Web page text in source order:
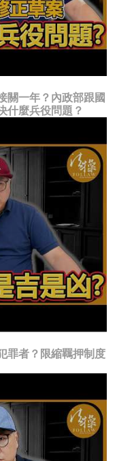
關一年？內政部跟國
什麼兵役問題？
罪者？限縮羈押制度